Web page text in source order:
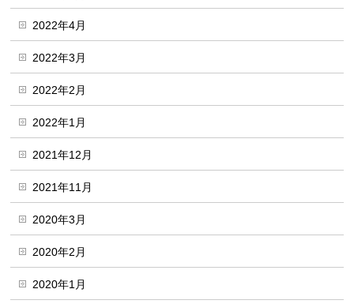
2022年4月
2022年3月
2022年2月
2022年1月
2021年12月
2021年11月
2020年3月
2020年2月
2020年1月